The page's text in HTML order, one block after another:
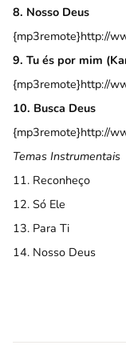
8. Nosso Deus
{mp3remote}http://
9. Tu és por mim
{mp3remote}http://
10. Busca Deus
{mp3remote}http://
Temas Instrumentais
11. Reconheço
12. Só Ele
13. Para Ti
14. Nosso Deus